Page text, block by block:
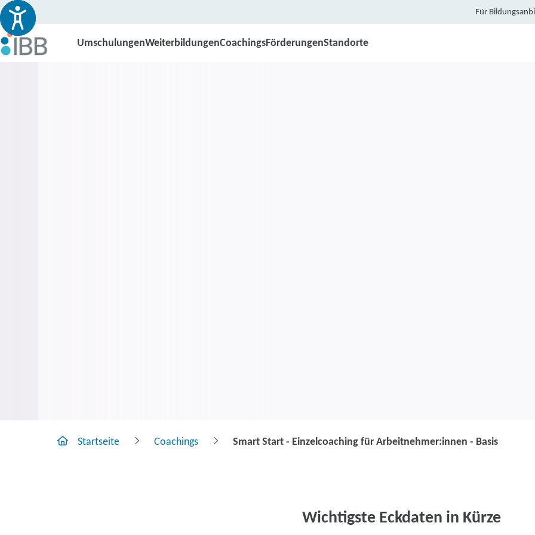
Für
UmschulungenWeiterbildungenCoachingsFörderungenStandorte
Startseite Coachings Smart Start - Einzelcoaching für Arbeitnehmer:innen - Basis
Wichtigste Eckdaten in Kürze